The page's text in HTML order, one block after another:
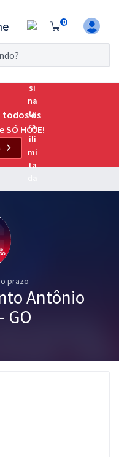
0
da
todos os
HOJE!
prazo
Antônio
GO